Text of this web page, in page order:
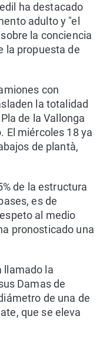
ha destacado
adulto y "el
la conciencia
la propuesta de
con
la totalidad
de la Vallonga
El miércoles 18 ya
de plantà,
de la estructura
es de
al medio
pronosticado una
llamado la
Damas de
de una de
que se eleva